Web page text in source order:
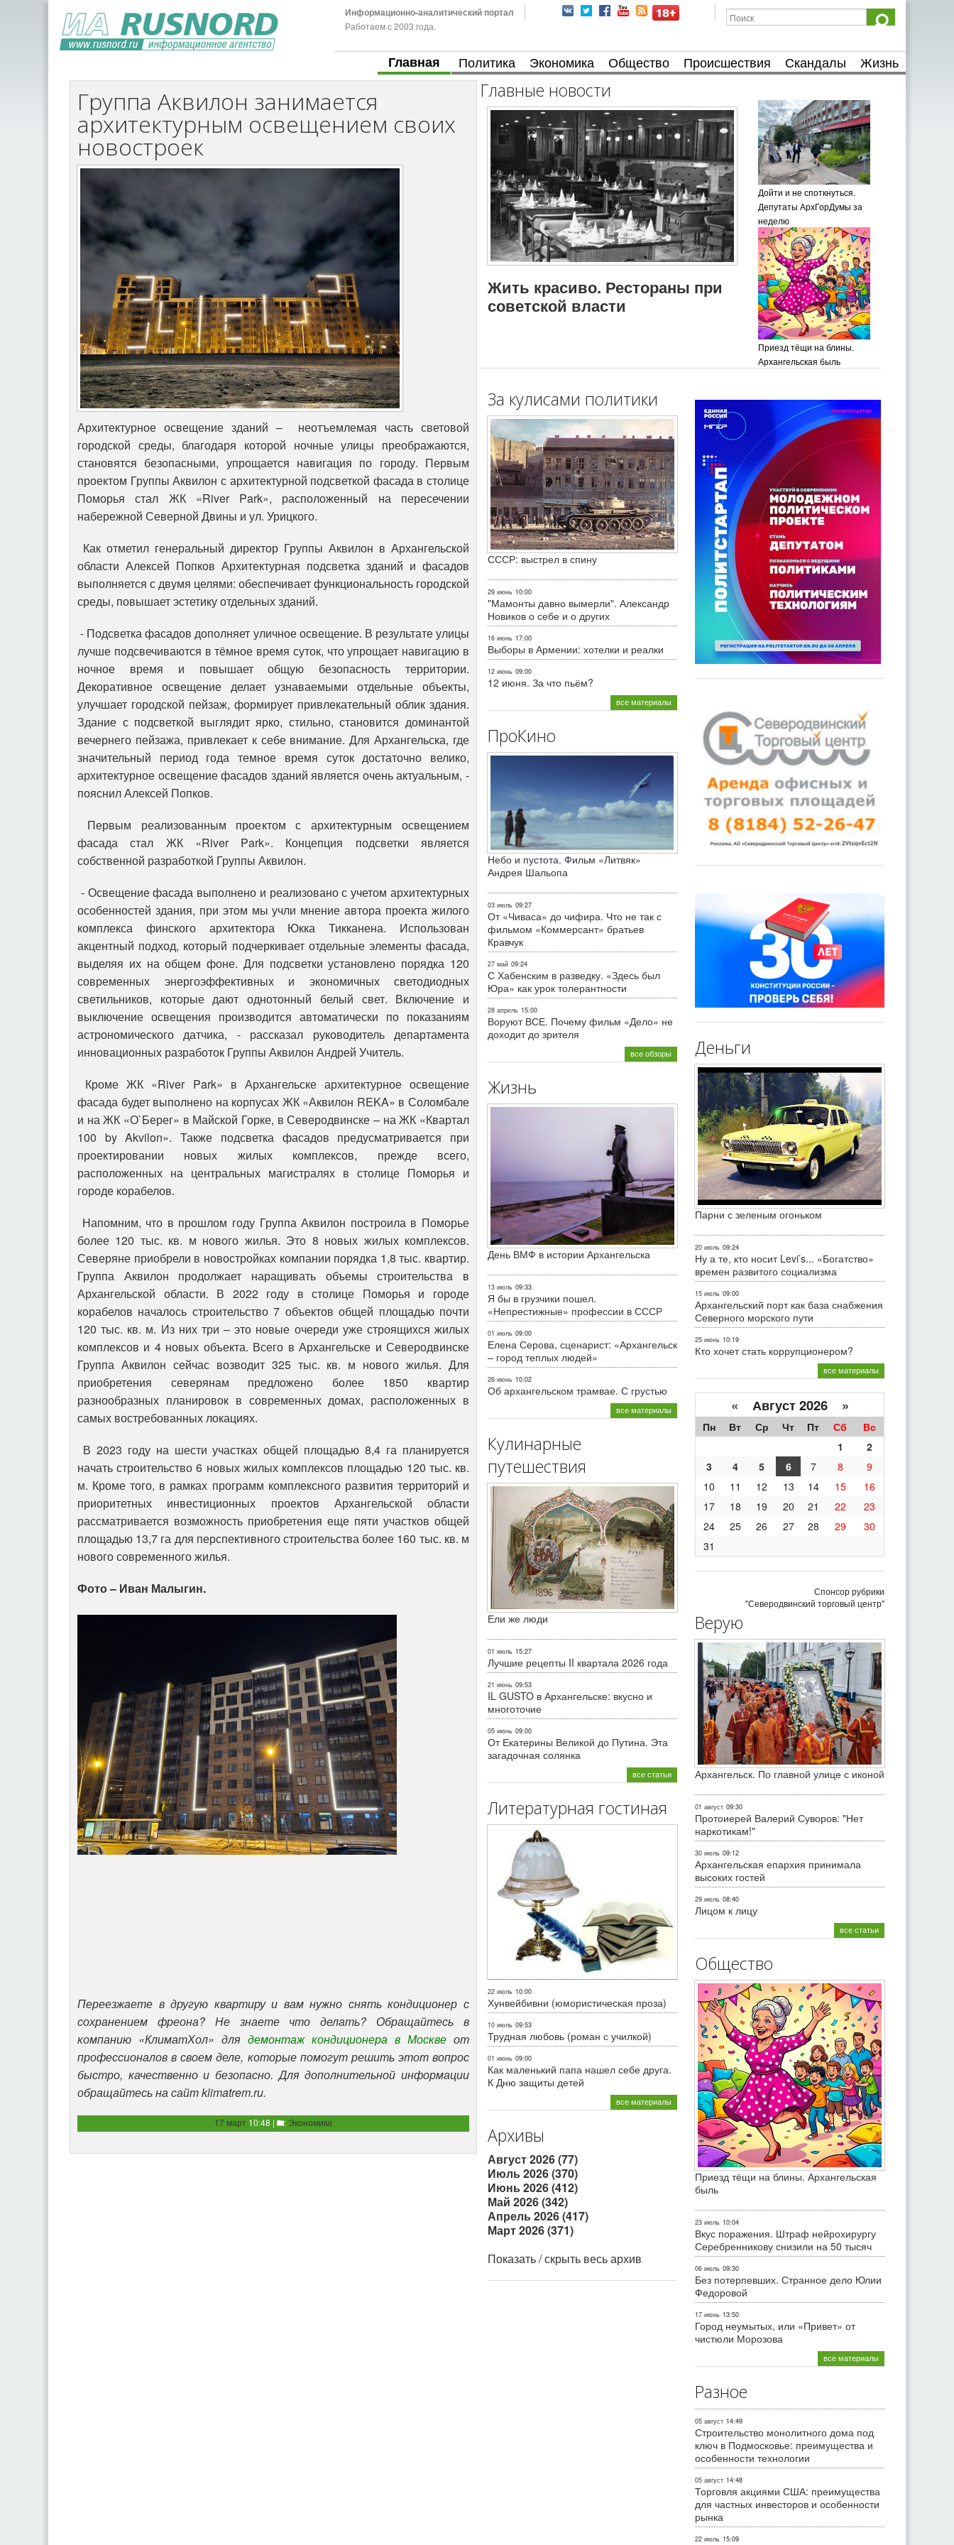
Информационно-аналитический портал
Работаем с 2003 года.
Главная Политика Экономика Общество Происшествия Скандалы Жизнь
Группа Аквилон занимается
архитектурным освещением своих
новостроек
Архитектурное освещение зданий – неотъемлемая часть световой
городской среды, благодаря которой ночные улицы преображаются,
становятся безопасными, упрощается навигация по городу. Первым
проектом Группы Аквилон с архитектурной подсветкой фасада в столице
Поморья стал ЖК «River Park», расположенный на пересечении
набережной Северной Двины и ул. Урицкого.
Как отметил генеральный директор Группы Аквилон в Архангельской
области Алексей Попков Архитектурная подсветка зданий и фасадов
выполняется с двумя целями: обеспечивает функциональность городской
среды, повышает эстетику отдельных зданий.
- Подсветка фасадов дополняет уличное освещение. В результате улицы
лучше подсвечиваются в тёмное время суток, что упрощает навигацию в
ночное время и повышает общую безопасность территории.
Декоративное освещение делает узнаваемыми отдельные объекты,
улучшает городской пейзаж, формирует привлекательный облик здания.
Здание с подсветкой выглядит ярко, стильно, становится доминантой
вечернего пейзажа, привлекает к себе внимание. Для Архангельска, где
значительный период года темное время суток достаточно велико,
архитектурное освещение фасадов зданий является очень актуальным, -
пояснил Алексей Попков.
Первым реализованным проектом с архитектурным освещением
фасада стал ЖК «River Park». Концепция подсветки является
собственной разработкой Группы Аквилон.
- Освещение фасада выполнено и реализовано с учетом архитектурных
особенностей здания, при этом мы учли мнение автора проекта жилого
комплекса финского архитектора Юкка Тикканена. Использован
акцентный подход, который подчеркивает отдельные элементы фасада,
выделяя их на общем фоне. Для подсветки установлено порядка 120
современных энергоэффективных и экономичных светодиодных
светильников, которые дают однотонный белый свет. Включение и
выключение освещения производится автоматически по показаниям
астрономического датчика, - рассказал руководитель департамента
инновационных разработок Группы Аквилон Андрей Учитель.
Кроме ЖК «River Park» в Архангельске архитектурное освещение
фасада будет выполнено на корпусах ЖК «Аквилон REKA» в Соломбале
и на ЖК «О`Берег» в Майской Горке, в Северодвинске – на ЖК «Квартал
100 by Akvilon». Также подсветка фасадов предусматривается при
проектировании новых жилых комплексов, прежде всего,
расположенных на центральных магистралях в столице Поморья и
городе корабелов.
Напомним, что в прошлом году Группа Аквилон построила в Поморье
более 120 тыс. кв. м нового жилья. Это 8 новых жилых комплексов.
Северяне приобрели в новостройках компании порядка 1,8 тыс. квартир.
Группа Аквилон продолжает наращивать объемы строительства в
Архангельской области. В 2022 году в столице Поморья и городе
корабелов началось строительство 7 объектов общей площадью почти
120 тыс. кв. м. Из них три – это новые очереди уже строящихся жилых
комплексов и 4 новых объекта. Всего в Архангельске и Северодвинске
Группа Аквилон сейчас возводит 325 тыс. кв. м нового жилья. Для
приобретения северянам предложено более 1850 квартир
разнообразных планировок в современных домах, расположенных в
самых востребованных локациях.
В 2023 году на шести участках общей площадью 8,4 га планируется
начать строительство 6 новых жилых комплексов площадью 120 тыс. кв.
м. Кроме того, в рамках программ комплексного развития территорий и
приоритетных инвестиционных проектов Архангельской области
рассматривается возможность приобретения еще пяти участков общей
площадью 13,7 га для перспективного строительства более 160 тыс. кв. м
нового современного жилья.
Фото – Иван Малыгин.
Переезжаете в другую квартиру и вам нужно снять кондиционер с
сохранением фреона? Не знаете что делать? Обращайтесь в
компанию «КлиматХол» для демонтаж кондиционера в Москве от
профессионалов в своем деле, которые помогут решить этот вопрос
быстро, качественно и безопасно. Для дополнительной информации
обращайтесь на сайт klimatrem.ru.
17 март 10:48 | : Экономика
Главные новости
Жить красиво. Рестораны при
советской власти
Дойти и не споткнуться.
Депутаты АрхГорДумы за
неделю
Приезд тёщи на блины.
Архангельская быль
За кулисами политики
СССР: выстрел в спину
29 июнь 10:00
"Мамонты давно вымерли". Александр
Новиков о себе и о других
16 июнь 17:00
Выборы в Армении: хотелки и реалки
12 июнь 09:00
12 июня. За что пьём?
все материалы
ПроКино
Небо и пустота. Фильм «Литвяк»
Андрея Шальопа
03 июль 09:27
От «Чиваса» до чифира. Что не так с
фильмом «Коммерсант» братьев
Кравчук
27 май 09:24
С Хабенским в разведку. «Здесь был
Юра» как урок толерантности
28 апрель 15:00
Воруют ВСЕ. Почему фильм «Дело» не
доходит до зрителя
все обзоры
Жизнь
День ВМФ в истории Архангельска
13 июль 09:33
Я бы в грузчики пошел.
«Непрестижные» профессии в СССР
01 июль 09:00
Елена Серова, сценарист: «Архангельск
– город теплых людей»
26 июнь 10:02
Об архангельском трамвае. С грустью
все материалы
Кулинарные
путешествия
Ели же люди
01 июль 15:27
Лучшие рецепты II квартала 2026 года
21 июнь 09:53
IL GUSTO в Архангельске: вкусно и
многоточие
05 июнь 09:00
От Екатерины Великой до Путина. Эта
загадочная солянка
все статьи
Литературная гостиная
22 июль 10:00
Хунвейбивни (юмористическая проза)
10 июль 09:53
Трудная любовь (роман с училкой)
01 июнь 09:00
Как маленький папа нашел себе друга.
К Дню защиты детей
все материалы
Архивы
Август 2026 (77)
Июль 2026 (370)
Июнь 2026 (412)
Май 2026 (342)
Апрель 2026 (417)
Март 2026 (371)
Показать / скрыть весь архив
Деньги
Парни с зеленым огоньком
20 июль 09:24
Ну а те, кто носит Levi’s... «Богатство»
времен развитого социализма
15 июль 09:00
Архангельский порт как база снабжения
Северного морского пути
25 июнь 10:19
Кто хочет стать коррупционером?
все материалы
« Август 2026 »
Пн Вт Ср Чт Пт Сб
Вс
1
2
3
4 5 6 7 8
9
10
11 12 13 14 15
16
17
18 19 20 21 22
23
24
25 26 27 28 29
30
31
Спонсор рубрики
"Северодвинский торговый центр"
Верую
Архангельск. По главной улице с иконой
01 август 09:30
Протоиерей Валерий Суворов: "Нет
наркотикам!"
30 июль 09:12
Архангельская епархия принимала
высоких гостей
29 июль 08:40
Лицом к лицу
все статьи
Общество
Приезд тёщи на блины. Архангельская
быль
23 июль 10:04
Вкус поражения. Штраф нейрохирургу
Серебренникову снизили на 50 тысяч
06 июль 09:30
Без потерпевших. Странное дело Юлии
Федоровой
17 июнь 13:50
Город неумытых, или «Привет» от
чистюли Морозова
все материалы
Разное
05 август 14:49
Строительство монолитного дома под
ключ в Подмосковье: преимущества и
особенности технологии
05 август 14:48
Торговля акциями США: преимущества
для частных инвесторов и особенности
рынка
22 июль 15:09